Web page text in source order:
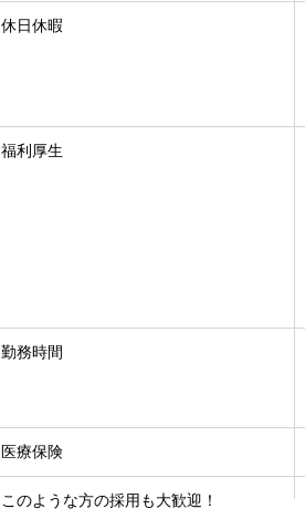
休日休暇
福利厚生
勤務時間
医療保険
このような方の採用も大歓迎！